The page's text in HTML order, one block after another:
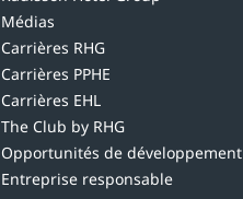
Médias
Carrières RHG
Carrières PPHE
Carrières EHL
The Club by RHG
Opportunités de développement
Entreprise responsable